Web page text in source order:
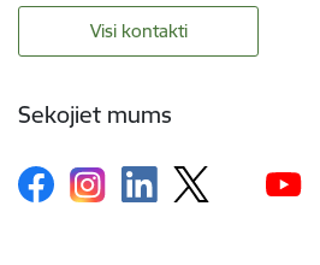
Visi kontakti
Sekojiet mums